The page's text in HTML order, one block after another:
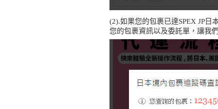
(2).如果您的包裹已達SPEX JP
您的包裹資訊以及委託單，讓我